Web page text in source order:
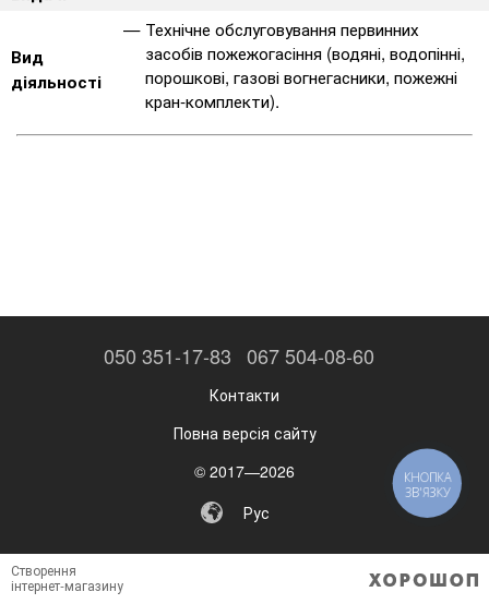
Вид
діяльності
Технічне обслуговування первинних
засобів пожежогасіння (водяні, водопінні,
порошкові, газові вогнегасники, пожежні
кран-комплекти).
050 351-17-83 067 504-08-60
Контакти
Повна версія сайту
© 2017—2026
Рус
Створення
інтернет-магазину
КНОПКА
ЗВ'ЯЗКУ